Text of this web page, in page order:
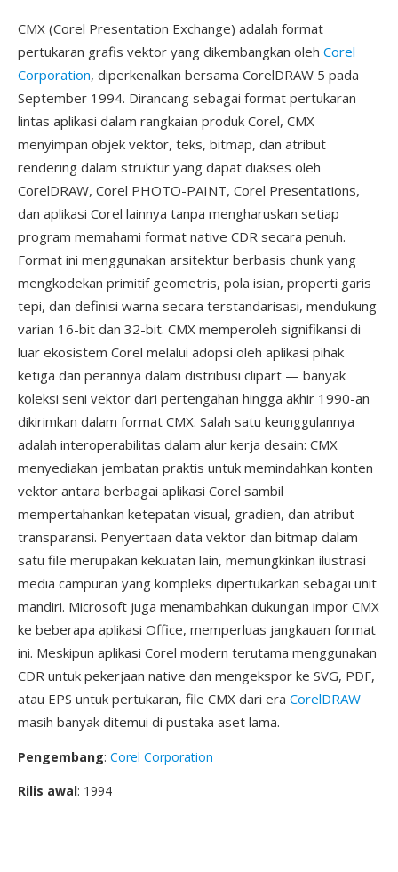
CMX (Corel Presentation Exchange) adalah format
pertukaran grafis vektor yang dikembangkan oleh Corel
Corporation, diperkenalkan bersama CorelDRAW 5 pada
September 1994. Dirancang sebagai format pertukaran
lintas aplikasi dalam rangkaian produk Corel, CMX
menyimpan objek vektor, teks, bitmap, dan atribut
rendering dalam struktur yang dapat diakses oleh
CorelDRAW, Corel PHOTO-PAINT, Corel Presentations,
dan aplikasi Corel lainnya tanpa mengharuskan setiap
program memahami format native CDR secara penuh.
Format ini menggunakan arsitektur berbasis chunk yang
mengkodekan primitif geometris, pola isian, properti garis
tepi, dan definisi warna secara terstandarisasi, mendukung
varian 16-bit dan 32-bit. CMX memperoleh signifikansi di
luar ekosistem Corel melalui adopsi oleh aplikasi pihak
ketiga dan perannya dalam distribusi clipart — banyak
koleksi seni vektor dari pertengahan hingga akhir 1990-an
dikirimkan dalam format CMX. Salah satu keunggulannya
adalah interoperabilitas dalam alur kerja desain: CMX
menyediakan jembatan praktis untuk memindahkan konten
vektor antara berbagai aplikasi Corel sambil
mempertahankan ketepatan visual, gradien, dan atribut
transparansi. Penyertaan data vektor dan bitmap dalam
satu file merupakan kekuatan lain, memungkinkan ilustrasi
media campuran yang kompleks dipertukarkan sebagai unit
mandiri. Microsoft juga menambahkan dukungan impor CMX
ke beberapa aplikasi Office, memperluas jangkauan format
ini. Meskipun aplikasi Corel modern terutama menggunakan
CDR untuk pekerjaan native dan mengekspor ke SVG, PDF,
atau EPS untuk pertukaran, file CMX dari era CorelDRAW
masih banyak ditemui di pustaka aset lama.
Pengembang: Corel Corporation
Rilis awal: 1994